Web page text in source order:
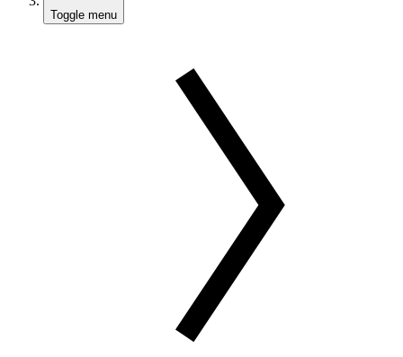
Toggle menu